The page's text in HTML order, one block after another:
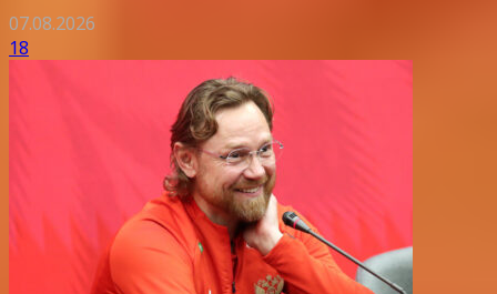
07.08.2026
18